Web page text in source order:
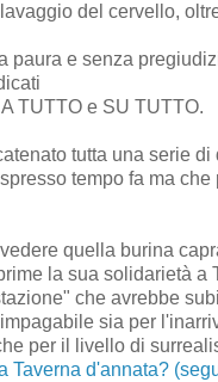
del cervello,
paura e senza
TUTTO e SU TUTTO.
tutta una serie
tempo fa ma che
quella burina
la sua solidarietà a
che avrebbe
sia per
per il livello di
Taverna d'annata?